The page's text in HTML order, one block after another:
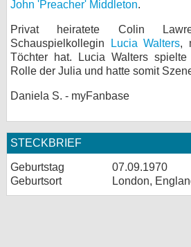
John 'Preacher' Middleton.
Privat heiratete Colin
Schauspielkollegin
Lucia Walters,
Töchter hat. Lucia Walters
Rolle der Julia und hatte somit
Daniela S. - myFanbase
STECKBRIEF
Geburtstag
07.09.1970
Geburtsort
London,
Cookie-